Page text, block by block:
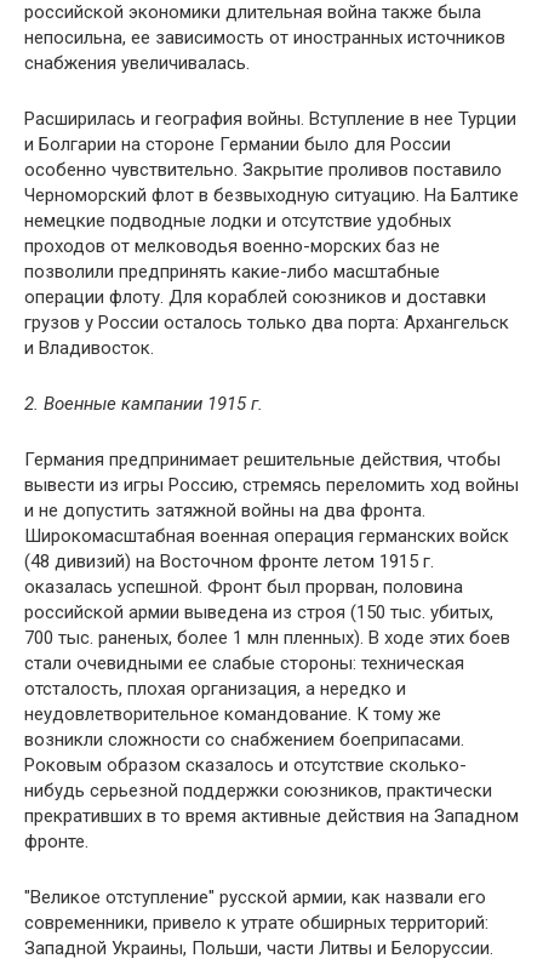
российской экономики длительная война также была
непосильна, ее зависимость от иностранных источников
снабжения увеличивалась.
Расширилась и география войны. Вступление в нее Турции
и Болгарии на стороне Германии было для России
особенно чувствительно. Закрытие проливов поставило
Черноморский флот в безвыходную ситуацию. На Балтике
немецкие подводные лодки и отсутствие удобных
проходов от мелководья военно-морских баз не
позволили предпринять какие-либо масштабные
операции флоту. Для кораблей союзников и доставки
грузов у России осталось только два порта: Архангельск
и Владивосток.
2. Военные кампании 1915 г.
Германия предпринимает решительные действия, чтобы
вывести из игры Россию, стремясь переломить ход войны
и не допустить затяжной войны на два фронта.
Широкомасштабная военная операция германских войск
(48 дивизий) на Восточном фронте летом 1915 г.
оказалась успешной. Фронт был прорван, половина
российской армии выведена из строя (150 тыс. убитых,
700 тыс. раненых, более 1 млн пленных). В ходе этих боев
стали очевидными ее слабые стороны: техническая
отсталость, плохая организация, а нередко и
неудовлетворительное командование. К тому же
возникли сложности со снабжением боеприпасами.
Роковым образом сказалось и отсутствие сколько-
нибудь серьезной поддержки союзников, практически
прекративших в то время активные действия на Западном
фронте.
"Великое отступление" русской армии, как назвали его
современники, привело к утрате обширных территорий:
Западной Украины, Польши, части Литвы и Белоруссии.